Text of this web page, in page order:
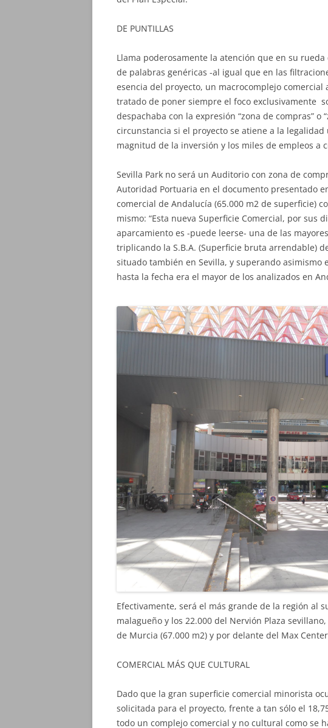
DE PUNTILLAS
Llama poderosamente la atención que en su
de palabras genéricas -al igual que en las
esencia del proyecto, un macrocomplejo comercial
tratado de poner siempre el foco exclusivamente
despachaba con la expresión “zona de compras” o
circunstancia si el proyecto se atiene a la
magnitud de la inversión y los miles de empleos a
Sevilla Park no será un Auditorio con zona de
Autoridad Portuaria en el documento presentado
comercial de Andalucía (65.000 m2 de superficie)
mismo: “Esta nueva Superficie Comercial, por sus
aparcamiento es -puede leerse- una de las
triplicando la S.B.A. (Superficie bruta arrendable)
situado también en Sevilla, y superando asimismo
hasta la fecha era el mayor de los analizados en
Efectivamente, será el más grande de la región al
malagueño y los 22.000 del Nervión Plaza
de Murcia (67.000 m2) y por delante del Max
COMERCIAL MÁS QUE CULTURAL
Dado que la gran superficie comercial minorista
solicitada para el proyecto, frente a tan sólo el
todo un complejo comercial y no cultural como se